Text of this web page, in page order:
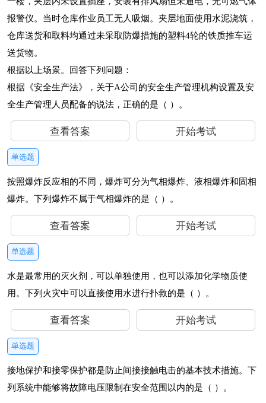
报警仪。当时仓库作业员工无人吸烟。夹层地面使用水泥浇筑，
仓库送货和取料均通过未采取防爆措施的塑料4轮的铁质推车运
送货物。
根据以上场景。回答下列问题：
根据《安全生产法》，关于A公司的安全生产管理机构设置及安
全生产管理人员配备的说法，正确的是（ ）。
查看答案 开始考试
单选题
按照爆炸反应相的不同，爆炸可分为气相爆炸、液相爆炸和固相
爆炸。下列爆炸不属于气相爆炸的是（ ）。
查看答案 开始考试
单选题
水是最常用的灭火剂，可以单独使用，也可以添加化学物质使
用。下列火灾中可以直接使用水进行扑救的是（ ）。
查看答案 开始考试
单选题
接地保护和接零保护都是防止间接接触电击的基本技术措施。下
列系统中能够将故障电压限制在安全范围以内的是（ ）。